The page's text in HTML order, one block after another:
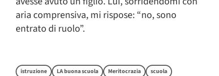
aria comprensiva, mi rispose: “no, sono
entrato di ruolo”.
istruzione LA buona scuola Meritocrazia scuola